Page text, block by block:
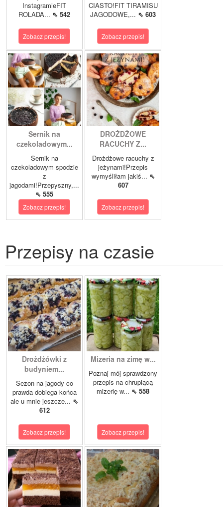
InstagramieFIT
ROLADA... ⇖ 542
Zobacz przepis!
CIASTO!FIT TIRAMISU
JAGODOWE,... ⇖ 603
Zobacz przepis!
Sernik na
czekoladowym...
Sernik na
czekoladowym spodzie
z
jagodami!Przepyszny,...
⇖ 555
Zobacz przepis!
DROŻDŻOWE
RACUCHY Z...
Drożdżowe racuchy z
jeżynami!Przepis
wymyśliłam jakiś... ⇖
607
Zobacz przepis!
Przepisy na czasie
Drożdżówki z
budyniem...
Sezon na jagody co
prawda dobiega końca
ale u mnie jeszcze... ⇖
612
Zobacz przepis!
Mizeria na zimę w...
Poznaj mój sprawdzony
przepis na chrupiącą
mizerię w... ⇖ 558
Zobacz przepis!